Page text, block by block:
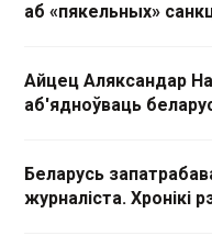
аб «пякельных»
Айцец Аляксандар
аб'ядноўваць
Беларусь
журналіста. Хронікі